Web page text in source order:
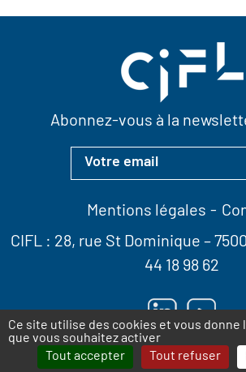
Ce site utilise des cookies et vous donne
que vous souhaitez activer
Tout accepter
Tout refuser
Abonnez-vous à la
Mentions légales
CIFL : 28, rue St Dominique –
44 18 98 62